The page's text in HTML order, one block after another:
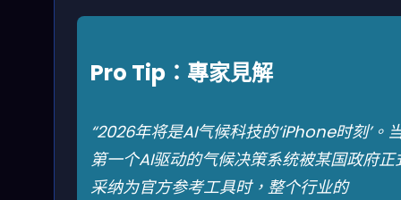
Pro Tip：專家見解
“2026年将是AI气候科技的‘iPhone时刻’。
第一个AI驱动的气候决策系统被某国政府正
采纳为官方参考工具时，整个行业的